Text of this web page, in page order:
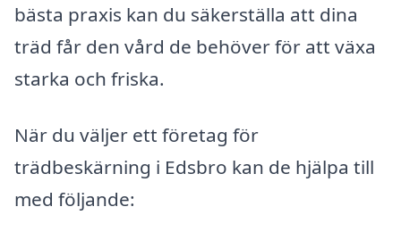
bästa praxis kan du säkerställa att dina
träd får den vård de behöver för att växa
starka och friska.
När du väljer ett företag för
trädbeskärning i Edsbro kan de hjälpa till
med följande: